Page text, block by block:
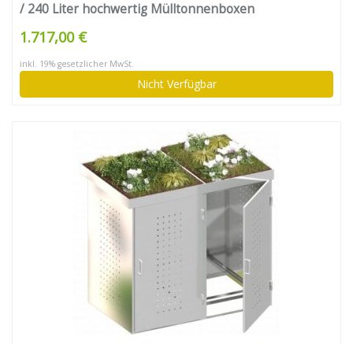
/ 240 Liter hochwertig Mülltonnenboxen
Mülltonnenhaus Mülltonnenumhausung
1.717,00 €
inkl. 19% gesetzlicher MwSt.
Nicht Verfügbar